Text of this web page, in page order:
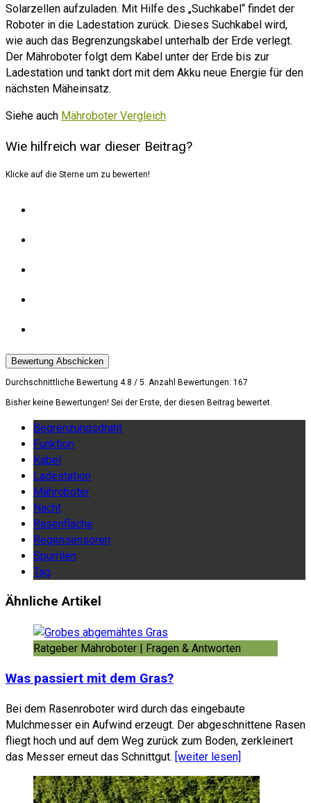
Solarzellen aufzuladen. Mit Hilfe des „Suchkabel“ findet der
Roboter in die Ladestation zurück. Dieses Suchkabel wird,
wie auch das Begrenzungskabel unterhalb der Erde verlegt.
Der Mähroboter folgt dem Kabel unter der Erde bis zur
Ladestation und tankt dort mit dem Akku neue Energie für den
nächsten Mäheinsatz.
Siehe auch Mähroboter Vergleich
Wie hilfreich war dieser Beitrag?
Klicke auf die Sterne um zu bewerten!
Bewertung Abschicken
Durchschnittliche Bewertung 4.8 / 5. Anzahl Bewertungen: 167
Bisher keine Bewertungen! Sei der Erste, der diesen Beitrag bewertet.
Begrenzungsdraht
Funktion
Kabel
Ladestation
Mähroboter
Nacht
Rasenfläche
Regensensoren
Spurrilen
Tag
Ähnliche Artikel
Ratgeber Mähroboter | Fragen & Antworten
Was passiert mit dem Gras?
Bei dem Rasenroboter wird durch das eingebaute
Mulchmesser ein Aufwind erzeugt. Der abgeschnittene Rasen
fliegt hoch und auf dem Weg zurück zum Boden, zerkleinert
das Messer erneut das Schnittgut. [weiter lesen]